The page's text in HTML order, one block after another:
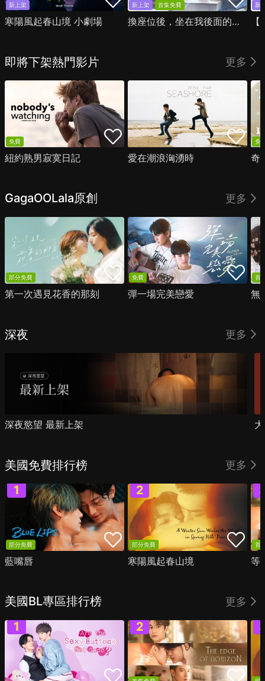
新上架
寒陽風起春山境 小劇場
新上架 首集免費
換座位後，坐在我後面的男生好像喜歡我
新
即將下架熱門影片 更多
免費
紐約熟男寂寞日記 愛在潮浪洶湧時
免
奇
GagaOOLala原創 更多
部分免費
第一次遇見花香的那刻
免費
彈一場完美戀愛
首
無
深夜 更多
深夜慾望 最新上架
美國免費排行榜 更多
部分免費
藍嘴唇
部分免費
寒陽風起春山境
首
等
美國BL專區排行榜 更多